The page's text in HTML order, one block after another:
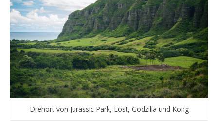
Drehort von Jurassic Park, Lost, Godzilla und Kong